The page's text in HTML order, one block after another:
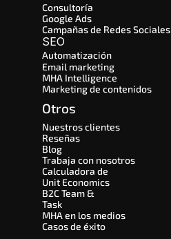
Consultoría
Google Ads
Campañas de Redes Sociales
Automatización
Email marketing
MHA Intelligence
Marketing de contenidos
Otros
Nuestros clientes
Reseñas
Blog
Trabaja con nosotros
Calculadora de
Unit Economics
B2C Team &
Task
MHA en los medios
Casos de éxito